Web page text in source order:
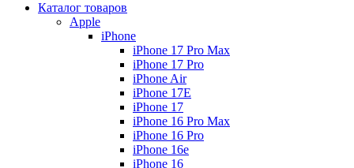
Каталог товаров
Apple
iPhone
iPhone 17 Pro Max
iPhone 17 Pro
iPhone Air
iPhone 17E
iPhone 17
iPhone 16 Pro Max
iPhone 16 Pro
iPhone 16e
iPhone 16